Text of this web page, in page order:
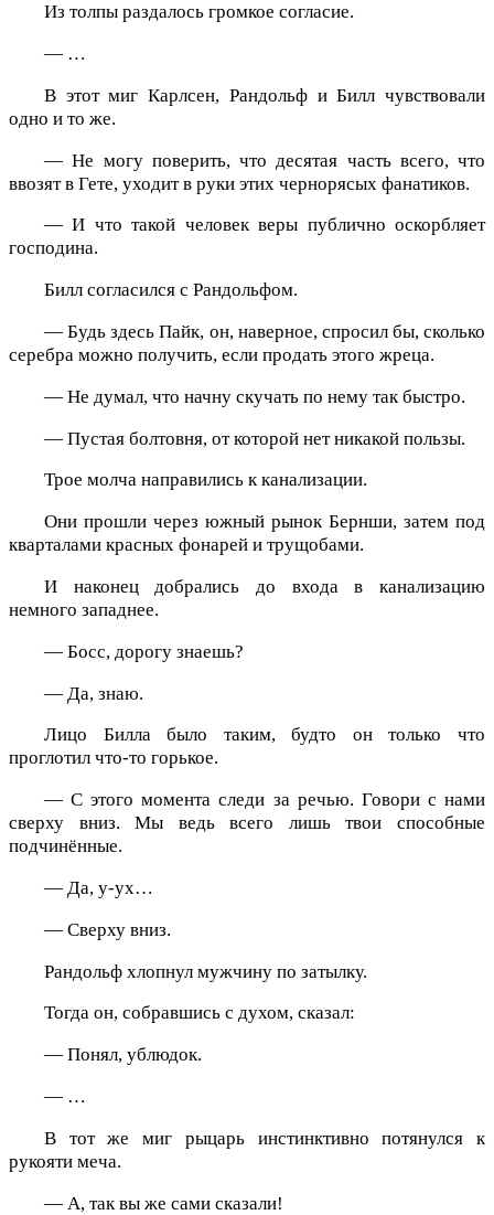
Из толпы раздалось громкое согласие.
— …
В этот миг Карлсен, Рандольф и Билл чувствовали
одно и то же.
— Не могу поверить, что десятая часть всего, что
ввозят в Гете, уходит в руки этих чернорясых фанатиков.
— И что такой человек веры публично оскорбляет
господина.
Билл согласился с Рандольфом.
— Будь здесь Пайк, он, наверное, спросил бы, сколько
серебра можно получить, если продать этого жреца.
— Не думал, что начну скучать по нему так быстро.
— Пустая болтовня, от которой нет никакой пользы.
Трое молча направились к канализации.
Они прошли через южный рынок Бернши, затем под
кварталами красных фонарей и трущобами.
И наконец добрались до входа в канализацию
немного западнее.
— Босс, дорогу знаешь?
— Да, знаю.
Лицо Билла было таким, будто он только что
проглотил что-то горькое.
— С этого момента следи за речью. Говори с нами
сверху вниз. Мы ведь всего лишь твои способные
подчинённые.
— Да, у-ух…
— Сверху вниз.
Рандольф хлопнул мужчину по затылку.
Тогда он, собравшись с духом, сказал:
— Понял, ублюдок.
— …
В тот же миг рыцарь инстинктивно потянулся к
рукояти меча.
— А, так вы же сами сказали!